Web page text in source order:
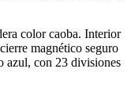
color caoba. Interior
magnético seguro
azul, con 23 divisiones